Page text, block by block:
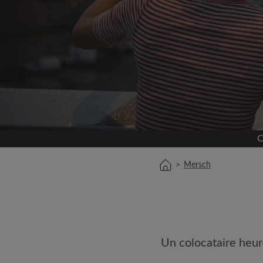
Inscrivez-vous
Nous ne publierons
votre
Trouvez
Faites une recherche
semble important
Consultez les
Sauvegardez vos
Faites vos demandes
colocataires de ce
> Mersch
Un colocataire